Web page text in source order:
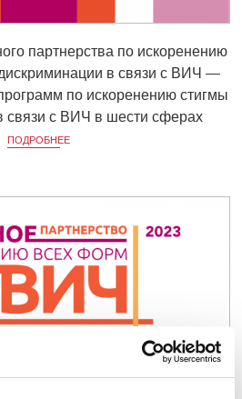
партнерства по искоренению
в связи с ВИЧ —
по искоренению стигмы
связи с ВИЧ в шести сферах
ПОДРОБНЕЕ